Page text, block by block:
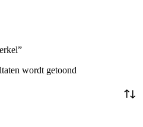
wordt getoond